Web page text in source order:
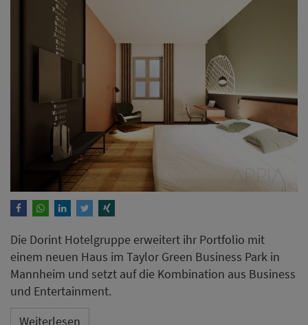
Die Dorint Hotelgruppe erweitert ihr Portfolio mit
einem neuen Haus im Taylor Green Business Park in
Mannheim und setzt auf die Kombination aus Business
und Entertainment.
Weiterlesen